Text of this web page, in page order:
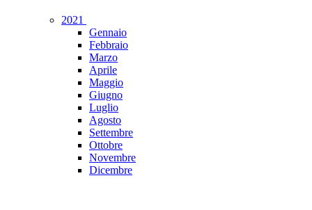
2021
Gennaio
Febbraio
Marzo
Aprile
Maggio
Giugno
Luglio
Agosto
Settembre
Ottobre
Novembre
Dicembre